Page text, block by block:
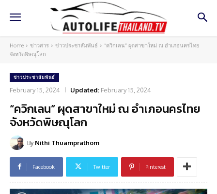
Home ข่าวสาร ข่าวประชาสัมพันธ์
“ควิกเลน” ผุดสาขาใหม่ ณ อำเภอนครไทย
จังหวัดพิษณุโลก
ข่าวประชาสัมพันธ์
February 15, 2024 Updated: February 15, 2024
“ควิกเลน” ผุดสาขาใหม่ ณ อำเภอนครไทย
จังหวัดพิษณุโลก
By Nithi Thuamprathom
Facebook Twitter Pinterest